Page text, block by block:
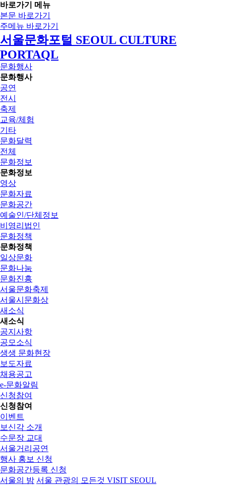
바로가기 메뉴
본문 바로가기
주메뉴 바로가기
서울문화포털 SEOUL CULTURE
PORTAQL
문화행사
문화행사
공연
전시
축제
교육/체험
기타
문화달력
전체
문화정보
문화정보
영상
문화자료
문화공간
예술인/단체정보
비영리법인
문화정책
문화정책
일상문화
문화나눔
문화진흥
서울문화축제
서울시문화상
새소식
새소식
공지사항
공모소식
생생 문화현장
보도자료
채용공고
e-문화알림
신청참여
신청참여
이벤트
보신각 소개
수문장 교대
서울거리공연
행사 홍보 신청
문화공간등록 신청
서울의 밤 서울 관광의 모든것 VISIT SEOUL